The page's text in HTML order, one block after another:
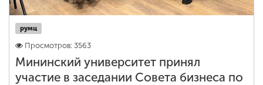
румц
Просмотров: 3563
Мининский университет принял
участие в заседании Совета бизнеса по